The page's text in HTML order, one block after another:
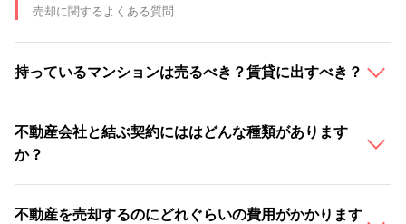
売却に関するよくある質問
持っているマンションは売るべき？賃貸に出すべき？
不動産会社と結ぶ契約にははどんな種類があります
か？
不動産を売却するのにどれぐらいの費用がかかります